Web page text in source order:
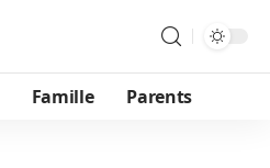
Famille Parents